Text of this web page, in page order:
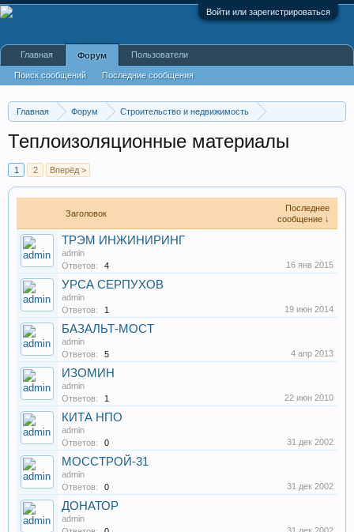
Войти или зарегистрироваться
Главная Форум
Строительство и недвижимость
Теплоизоляционные материалы
1 2 Вперёд >
Заголовок
Последнее
сообщение ↓
ТРЭМ ИНЖИНИРИНГ
admin
Ответов:
4 16 янв 2015
УРСА СЕРПУХОВ
admin
Ответов:
1 19 июн 2014
БАЗАЛЬТ-МОСТ
admin
Ответов:
5 4 апр 2013
ИЗОМИН
admin
Ответов:
1 22 июн 2010
КИТА НПО
admin
Ответов:
0 31 дек 2002
МОССТРОЙ-31
admin
Ответов:
0 31 дек 2002
ДОНАТОР
admin
Главная Форум
Поиск сообщений Последние сообщения
Пользователи